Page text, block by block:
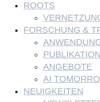
ROOTS
FORSCHUNG &
ANGEBOTE
AI
NEUIGKEITEN